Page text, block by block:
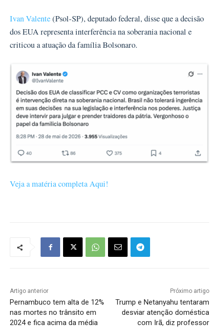
Ivan Valente(Psol-SP), deputado federal, disse que a decisão
dos EUA representa interferência na soberania nacional e
criticou a atuação da família Bolsonaro.
Veja a matéria completa Aqui!
Artigo anterior
Pernambuco tem alta de 12%
nas mortes no trânsito em
2024 e fica acima da média
Próximo artigo
Trump e Netanyahu tentaram
desviar atenção doméstica
com Irã, diz professor